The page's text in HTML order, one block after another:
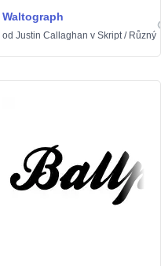
Waltograph
od Justin Callaghan v Skript/ Různý